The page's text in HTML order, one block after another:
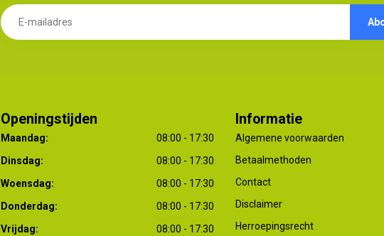
Openingstijden
Maandag:
08:00 - 17:30
Dinsdag:
08:00 - 17:30
Woensdag:
08:00 - 17:30
Donderdag:
08:00 - 17:30
Vrijdag:
08:00 - 17:30
Informatie
Algemene voorwaarden
Betaalmethoden
Contact
Disclaimer
Herroepingsrecht